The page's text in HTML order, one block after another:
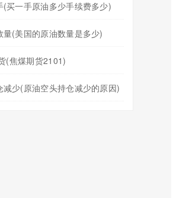
(买一手原油多少手续费多少)
量(美国的原油数量是多少)
(焦煤期货2101)
减少(原油空头持仓减少的原因)